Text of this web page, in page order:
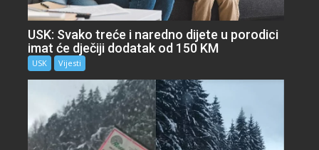
USK: Svako treće i naredno dijete u porodici
imat će dječiji dodatak od 150 KM
USK Vijesti